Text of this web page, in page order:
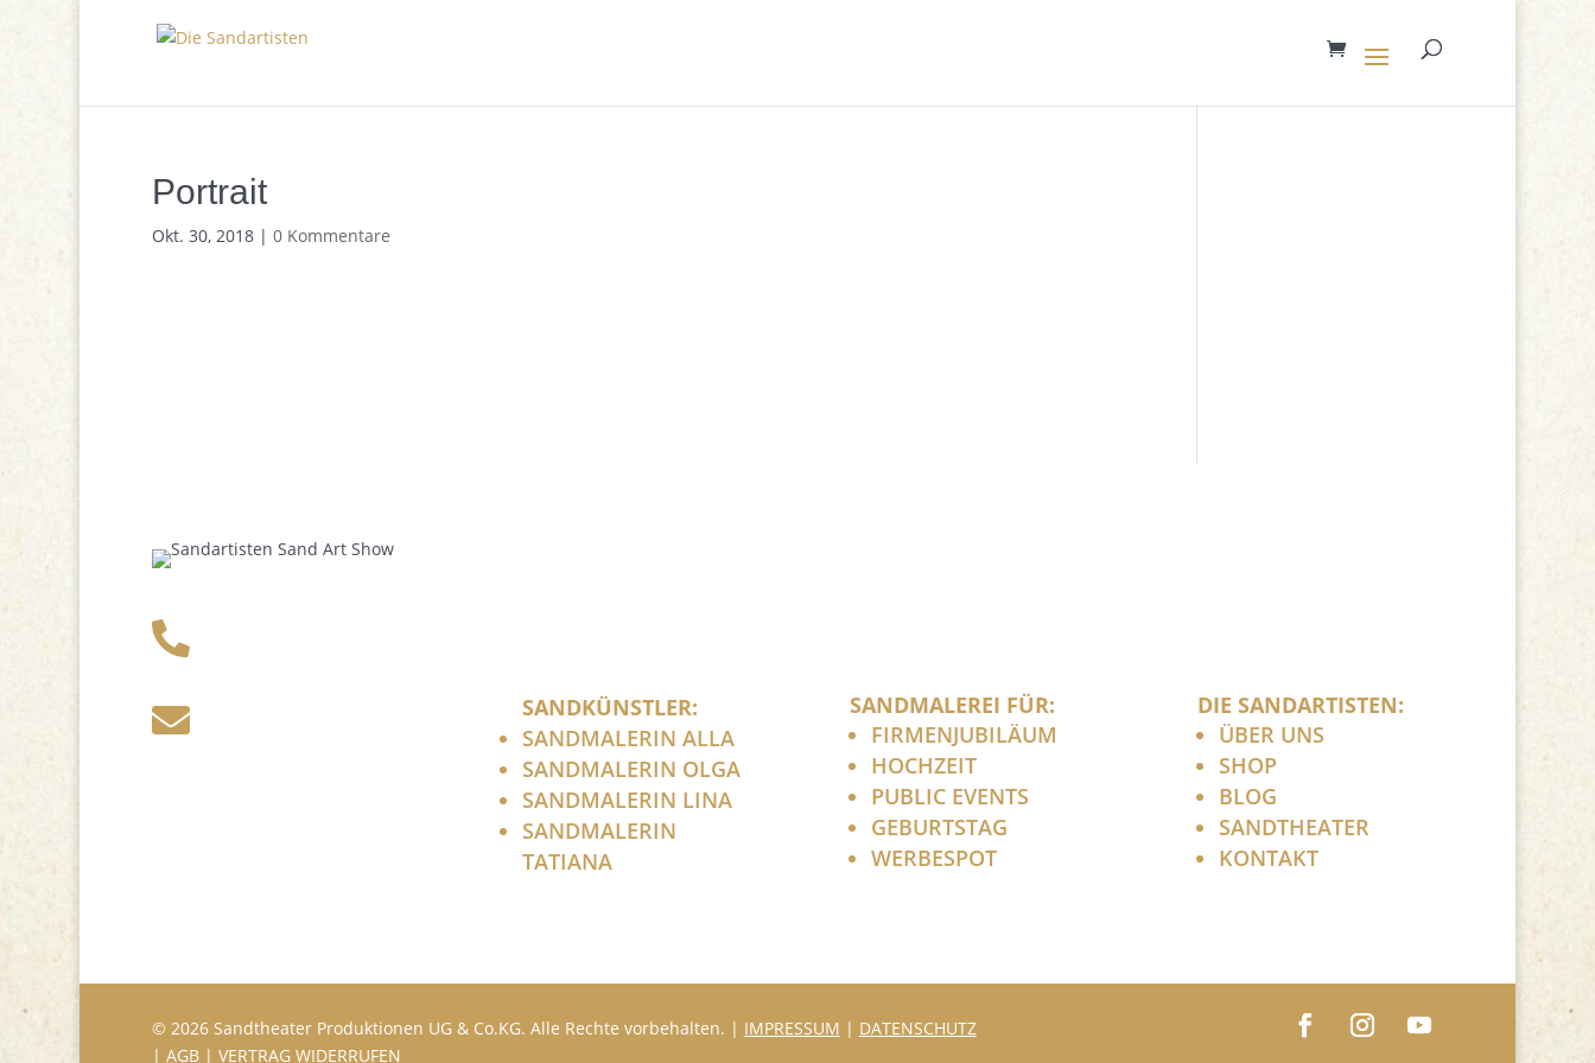
Portrait
Okt. 30, 2018| 0 Kommentare


SANDKÜNSTLER:
SANDMALERIN ALLA
SANDMALERIN OLGA
SANDMALERIN LINA
SANDMALERIN
TATIANA
SANDMALEREI FÜR:
FIRMENJUBILÄUM
HOCHZEIT
PUBLIC EVENTS
GEBURTSTAG
WERBESPOT
DIE SANDARTISTEN:
ÜBER UNS
SHOP
BLOG
SANDTHEATER
KONTAKT
© 2026 Sandtheater Produktionen UG & Co.KG. Alle Rechte vorbehalten. | IMPRESSUM | DATENSCHUTZ
| AGB| VERTRAG WIDERRUFEN